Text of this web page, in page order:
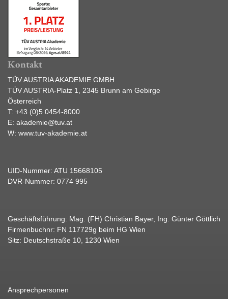
Kontakt
TÜV AUSTRIA AKADEMIE GMBH
TÜV AUSTRIA-Platz 1, 2345 Brunn am Gebirge
Österreich
T: +43 (0)5 0454-8000
E: akademie@tuv.at
W: www.tuv-akademie.at
UID-Nummer: ATU 15668105
DVR-Nummer: 0774 995
Geschäftsführung: Mag. (FH) Christian Bayer, Ing. Günter Göttlich
Firmenbuchnr: FN 117729g beim HG Wien
Sitz: Deutschstraße 10, 1230 Wien
Ansprechpersonen